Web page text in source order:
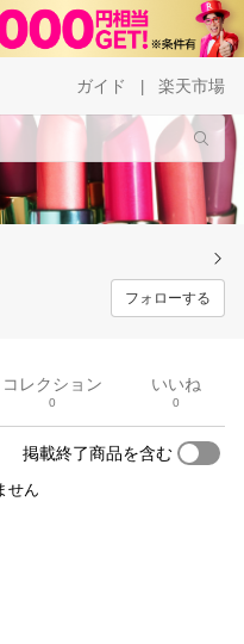
ガイド 楽天市場
フォローする
コレクション
0
いいね
0
掲載終了商品を含む
せん